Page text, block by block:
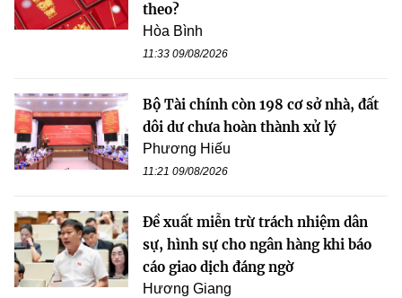
theo?
Hòa Bình
11:33 09/08/2026
Bộ Tài chính còn 198 cơ sở nhà, đất
dôi dư chưa hoàn thành xử lý
Phương Hiếu
11:21 09/08/2026
Đề xuất miễn trừ trách nhiệm dân
sự, hình sự cho ngân hàng khi báo
cáo giao dịch đáng ngờ
Hương Giang